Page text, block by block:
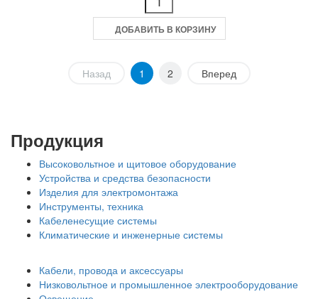
ДОБАВИТЬ В КОРЗИНУ
Назад 1 2 Вперед
Продукция
Высоковольтное и щитовое оборудование
Устройства и средства безопасности
Изделия для электромонтажа
Инструменты, техника
Кабеленесущие системы
Климатические и инженерные системы
Кабели, провода и аксессуары
Низковольтное и промышленное электрооборудование